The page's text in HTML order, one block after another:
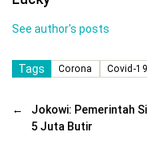
See author's posts
Tags Corona Covid-19
←
Jokowi: Pemerintah
5 Juta Butir